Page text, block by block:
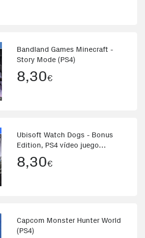
Bandland Games Minecraft -
Story Mode (PS4)
8,30€
Ubisoft Watch Dogs - Bonus
Edition, PS4 vídeo juego
PlayStation 4 Básico Inglés,
Español
8,30€
Capcom Monster Hunter World
(PS4)